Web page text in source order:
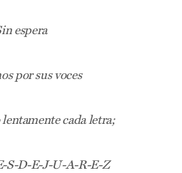
espera
por sus voces
cada letra;
S-D-E-J-U-A-R-E-Z